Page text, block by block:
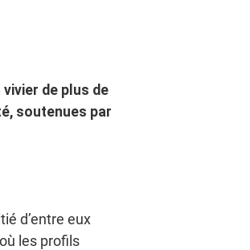
de plus de
soutenues par
d’entre eux
les profils